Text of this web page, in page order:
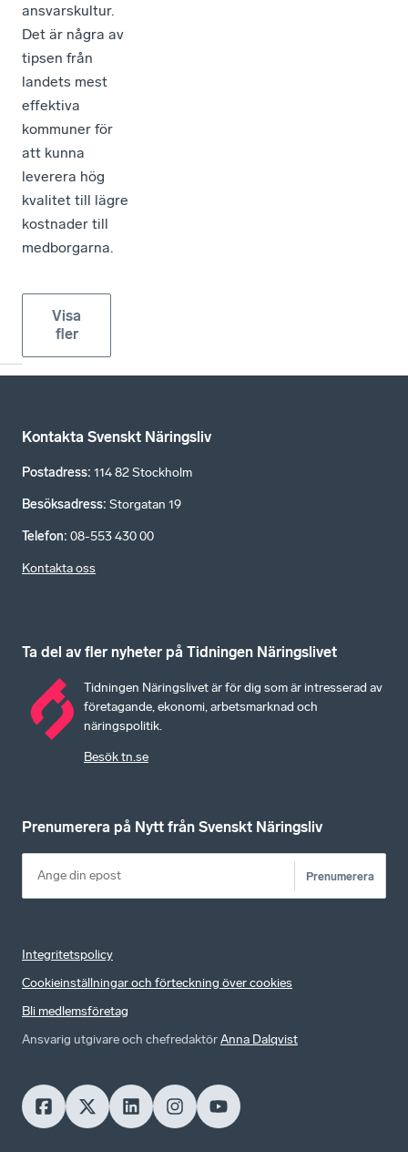
ansvarskultur.
Det är några av
tipsen från
landets mest
effektiva
kommuner för
att kunna
leverera hög
kvalitet till lägre
kostnader till
medborgarna.
Visa
fler
Kontakta Svenskt Näringsliv
Postadress: 114 82 Stockholm
Besöksadress: Storgatan 19
Telefon: 08-553 430 00
Kontakta oss
Ta del av fler nyheter på Tidningen Näringslivet
Tidningen Näringslivet är för dig som är intresserad av
företagande, ekonomi, arbetsmarknad och
näringspolitik.
Besök tn.se
Prenumerera på Nytt från Svenskt Näringsliv
Prenumerera
Integritetspolicy
Cookieinställningar och förteckning över cookies
Bli medlemsföretag
Ansvarig utgivare och chefredaktörAnna Dalqvist